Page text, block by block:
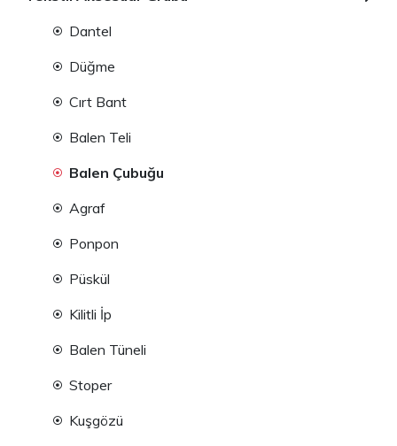
Dantel
Düğme
Cırt Bant
Balen Teli
Balen Çubuğu
Agraf
Ponpon
Püskül
Kilitli İp
Balen Tüneli
Stoper
Kuşgözü